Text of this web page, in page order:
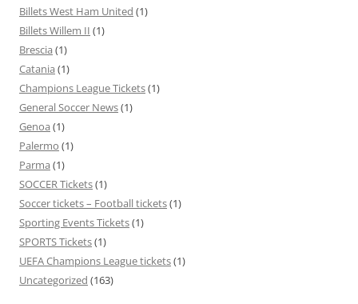
Billets West Ham United (1)
Billets Willem II (1)
Brescia (1)
Catania (1)
Champions League Tickets(1)
General Soccer News(1)
Genoa (1)
Palermo (1)
Parma (1)
SOCCER Tickets(1)
Soccer tickets – Football tickets(1)
Sporting Events Tickets(1)
SPORTS Tickets(1)
UEFA Champions League tickets(1)
Uncategorized (163)